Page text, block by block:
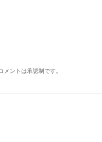
ントは承認制です。